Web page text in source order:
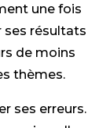
une fois
ses résultats
de moins
thèmes.
ses erreurs.